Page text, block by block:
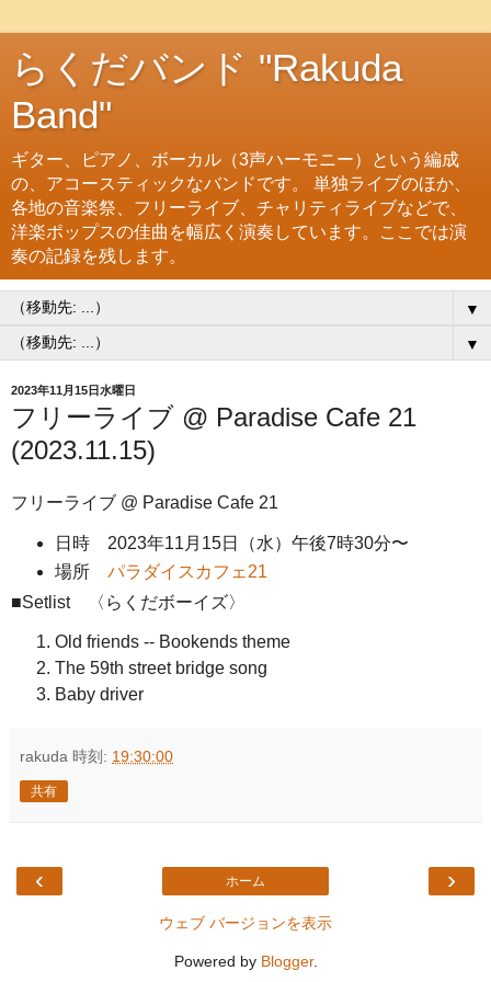
らくだバンド "Rakuda
Band"
ギター、ピアノ、ボーカル（3声ハーモニー）という編成
の、アコースティックなバンドです。 単独ライブのほか、
各地の音楽祭、フリーライブ、チャリティライブなどで、
洋楽ポップスの佳曲を幅広く演奏しています。ここでは演
奏の記録を残します。
▼
▼
2023年11月15日水曜日
フリーライブ @ Paradise Cafe 21
(2023.11.15)
フリーライブ @ Paradise Cafe 21
日時 2023年11月15日（水）午後7時30分〜
場所 パラダイスカフェ21
■Setlist 〈らくだボーイズ〉
Old friends -- Bookends theme
The 59th street bridge song
Baby driver
rakuda 時刻: 19:30:00
共有
‹ ›
ホーム
ウェブ バージョンを表示
Powered by Blogger.